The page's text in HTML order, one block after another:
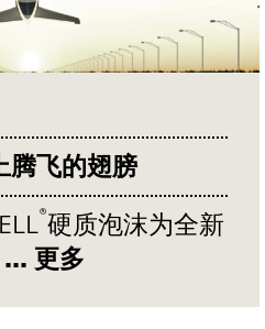
腾飞的翅膀
®硬质泡沫为全新
... 更多